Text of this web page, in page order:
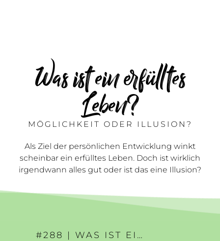
Was ist ein erfülltes
Leben?
MÖGLICHKEIT ODER ILLUSION?
Als Ziel der persönlichen Entwicklung winkt
scheinbar ein erfülltes Leben. Doch ist wirklich
irgendwann alles gut oder ist das eine Illusion?
#288 | WAS IST EIN ERFÜLLTES LEBEN?